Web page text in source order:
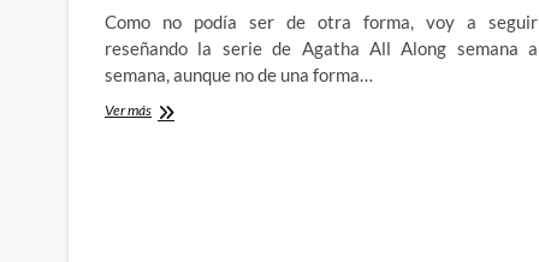
Como no podía ser de otra forma, voy a seguir
reseñando la serie de Agatha All Along semana a
semana, aunque no de una forma…
Ver másTercer